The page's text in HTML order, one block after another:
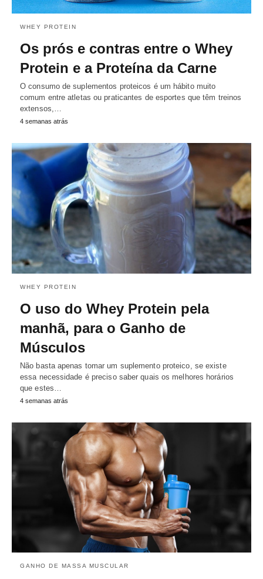
WHEY PROTEIN
Os prós e contras entre o Whey
Protein e a Proteína da Carne
O consumo de suplementos proteicos é um hábito muito
comum entre atletas ou praticantes de esportes que têm treinos
extensos,…
4 semanas atrás
WHEY PROTEIN
O uso do Whey Protein pela
manhã, para o Ganho de
Músculos
Não basta apenas tomar um suplemento proteico, se existe
essa necessidade é preciso saber quais os melhores horários
que estes…
4 semanas atrás
GANHO DE MASSA MUSCULAR